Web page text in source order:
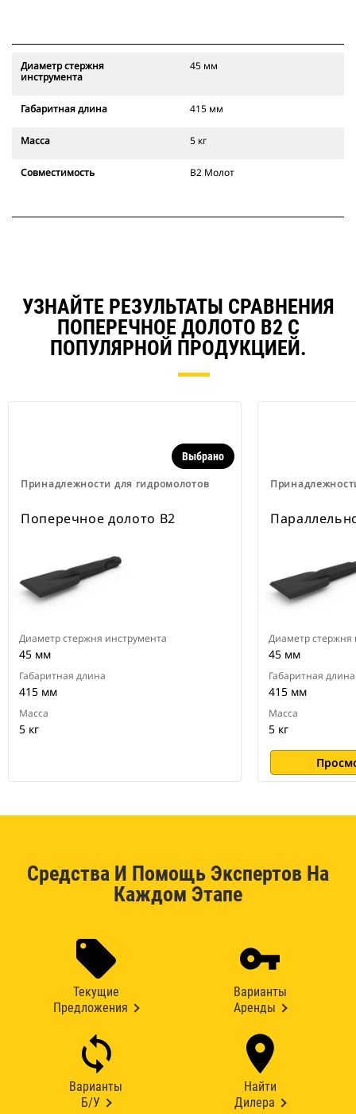
Диаметр стержня
инструмента
45 мм
Габаритная длина 415 мм
Масса 5 кг
Совместимость B2 Молот
УЗНАЙТЕ РЕЗУЛЬТАТЫ СРАВНЕНИЯ
ПОПЕРЕЧНОЕ ДОЛОТО B2 С
ПОПУЛЯРНОЙ ПРОДУКЦИЕЙ.
Принадлежности для гидромолотов
Выбрано
Поперечное долото B2
Диаметр стержня инструмента
45 мм
Габаритная длина
415 мм
Масса
5 кг
Диаметр стержня
45 мм
Габаритная длина
415 мм
Масса
5 кг
Средства И Помощь Экспертов На
Каждом Этапе
Текущие
Предложения
Варианты
Аренды
Варианты
Б/У
Найти
Дилера